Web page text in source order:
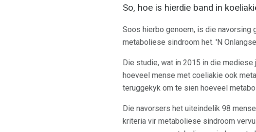
So, hoe is hierdie band in
Soos hierbo genoem, is die navorsing
metaboliese sindroom het. 'N
Die studie, wat in 2015 in die mediese
hoeveel mense met coeliakie ook
teruggekyk om te sien hoeveel
Die navorsers het uiteindelik 98
kriteria vir metaboliese sindroom